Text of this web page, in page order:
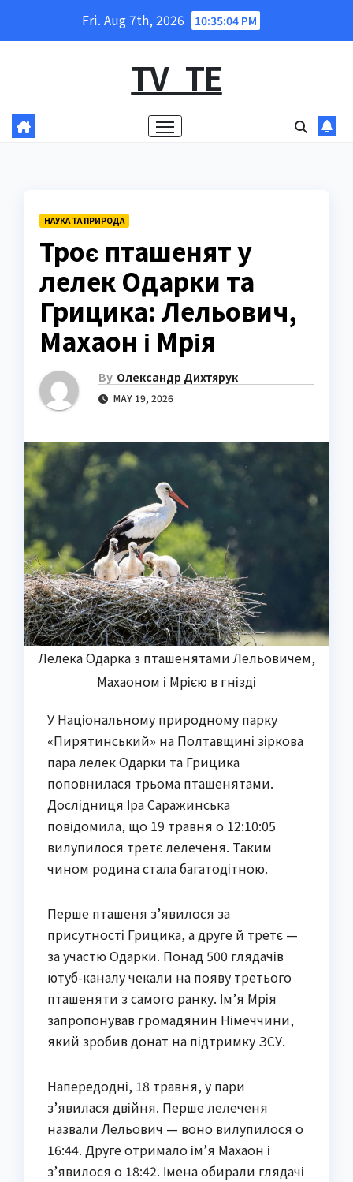
Fri. Aug 7th, 2026 10:35:05 PM
TV_TE
НАУКА ТА ПРИРОДА
Троє пташенят у
лелек Одарки та
Грицика: Лельович,
Махаон і Мрія
By Олександр Дихтярук
MAY 19, 2026
Лелека Одарка з пташенятами Лельовичем,
Махаоном і Мрією в гнізді
У Національному природному парку
«Пирятинський» на Полтавщині зіркова
пара лелек Одарки та Грицика
поповнилася трьома пташенятами.
Дослідниця Іра Саражинська
повідомила, що 19 травня о 12:10:05
вилупилося третє лелеченя. Таким
чином родина стала багатодітною.
Перше пташеня з’явилося за
присутності Грицика, а друге й третє —
за участю Одарки. Понад 500 глядачів
ютуб-каналу чекали на появу третього
пташеняти з самого ранку. Ім’я Мрія
запропонував громадянин Німеччини,
який зробив донат на підтримку ЗСУ.
Напередодні, 18 травня, у пари
з’явилася двійня. Перше лелеченя
назвали Лельович — воно вилупилося о
16:44. Друге отримало ім’я Махаон і
з’явилося о 18:42. Імена обирали глядачі